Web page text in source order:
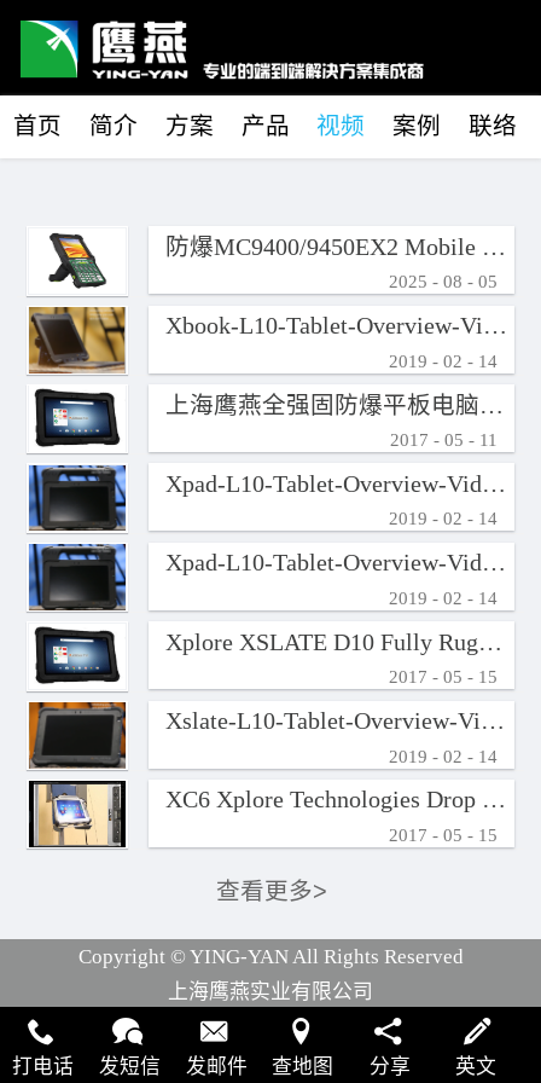
首页 简介 方案 产品 视频 案例 联络
防爆MC9400/9450EX2 Mobile Computer
2025 - 08 - 05
Xbook-L10-Tablet-Overview-Video-En-Us
2019 - 02 - 14
上海鹰燕全强固防爆平板电脑XPLORE XLATE D10
2017 - 05 - 11
Xpad-L10-Tablet-Overview-Video-En-Us
2019 - 02 - 14
Xpad-L10-Tablet-Overview-Video-En-Us
2019 - 02 - 14
Xplore XSLATE D10 Fully Rugged Android Tablet
2017 - 05 - 15
Xslate-L10-Tablet-Overview-Video-En-Us
2019 - 02 - 14
XC6 Xplore Technologies Drop Test
2017 - 05 - 15
Copyright © YING-YAN All Rights Reserved
上海鹰燕实业有限公司
Copyright © YING-YAN All Rights Reserved
犀牛云提供企业云服务
打电话 发短信 发邮件 查地图 分享 英文